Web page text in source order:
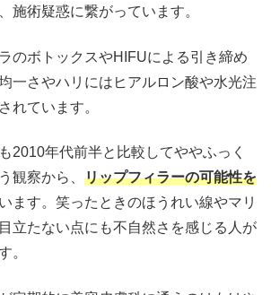
施術疑惑に繋がっています。
のボトックスやHIFUによる引き締め
一さやハリにはヒアルロン酸や水光注
れています。
2010年代前半と比較してややふっく
観察から、 リップフィラーの可能性を
ます。笑ったときのほうれい線やマリ
立たない点にも不自然さを感じる人が
。